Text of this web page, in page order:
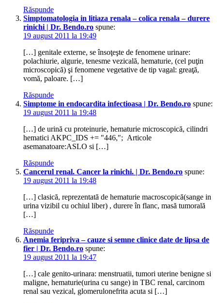
Răspunde
Simptomatologia in litiaza renala – colica renala – durere
rinichi | Dr. Bendo.ro spune:
19 august 2011 la 19:49
[…] genitale externe, se însoţeşte de fenomene urinare:
polachiurie, algurie, tenesme vezicală, hematurie, (cel puţin
microscopică) şi fenomene vegetative de tip vagal: greaţă,
vomă, paloare. […]
Răspunde
Simptome in endocardita infectioasa | Dr. Bendo.ro spune:
19 august 2011 la 19:48
[…] de urină cu proteinurie, hematurie microscopică, cilindri
hematici AKPC_IDS += "446,"; Articole
asemanatoare:ASLO si […]
Răspunde
Cancerul renal. Cancer la rinichi. | Dr. Bendo.ro spune:
19 august 2011 la 19:48
[…] clasică, reprezentată de hematurie macroscopică(sange in
urina vizibil cu ochiul liber) , durere în flanc, masă tumorală
[…]
Răspunde
Anemia feripriva – cauze si semne clinice date de lipsa de
fier | Dr. Bendo.ro spune:
19 august 2011 la 19:47
[…] cale genito-urinara: menstruatii, tumori uterine benigne si
maligne, hematurie(urina cu sange) in TBC renal, carcinom
renal sau vezical, glomerulonefrita acuta si […]